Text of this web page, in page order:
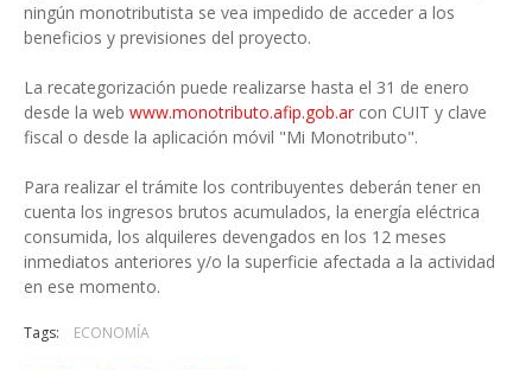
ningún monotributista se vea impedido de acceder a los
beneficios y previsiones del proyecto.
La recategorización puede realizarse hasta el 31 de enero
desde la web www.monotributo.afip.gob.ar con CUIT y clave
fiscal o desde la aplicación móvil "Mi Monotributo".
Para realizar el trámite los contribuyentes deberán tener en
cuenta los ingresos brutos acumulados, la energía eléctrica
consumida, los alquileres devengados en los 12 meses
inmediatos anteriores y/o la superficie afectada a la actividad
en ese momento.
Tags: ECONOMÍA